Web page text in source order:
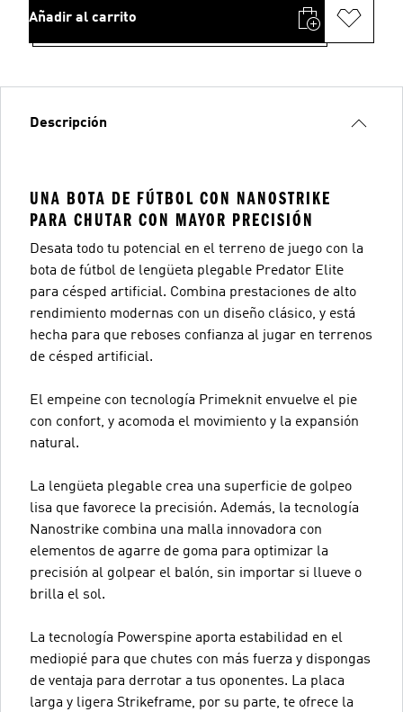
Añadir al carrito
Descripción
UNA BOTA DE FÚTBOL CON NANOSTRIKE
PARA CHUTAR CON MAYOR PRECISIÓN
Desata todo tu potencial en el terreno de juego con la
bota de fútbol de lengüeta plegable Predator Elite
para césped artificial. Combina prestaciones de alto
rendimiento modernas con un diseño clásico, y está
hecha para que reboses confianza al jugar en terrenos
de césped artificial.
El empeine con tecnología Primeknit envuelve el pie
con confort, y acomoda el movimiento y la expansión
natural.
La lengüeta plegable crea una superficie de golpeo
lisa que favorece la precisión. Además, la tecnología
Nanostrike combina una malla innovadora con
elementos de agarre de goma para optimizar la
precisión al golpear el balón, sin importar si llueve o
brilla el sol.
La tecnología Powerspine aporta estabilidad en el
mediopié para que chutes con más fuerza y dispongas
de ventaja para derrotar a tus oponentes. La placa
larga y ligera Strikeframe, por su parte, te ofrece la